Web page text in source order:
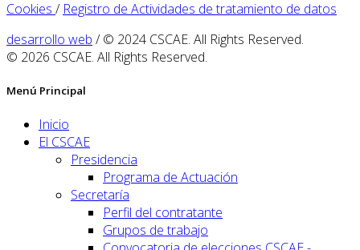
Cookies / Registro de Actividades de tratamiento de datos
desarrollo web / © 2024 CSCAE. All Rights Reserved.
© 2026 CSCAE. All Rights Reserved.
Menú Principal
Inicio
El CSCAE
Presidencia
Programa de Actuación
Secretaría
Perfil del contratante
Grupos de trabajo